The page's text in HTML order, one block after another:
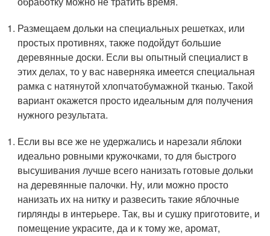
Размещаем дольки на специальных решетках, или
простых противнях, также подойдут большие
деревянные доски. Если вы опытный специалист в
этих делах, то у вас наверняка имеется специальная
рамка с натянутой хлопчатобумажной тканью. Такой
вариант окажется просто идеальным для получения
нужного результата.
Если вы все же не удержались и нарезали яблоки
идеально ровными кружочками, то для быстрого
высушивания лучше всего нанизать готовые дольки
на деревянные палочки. Ну, или можно просто
нанизать их на нитку и развесить такие яблочные
гирлянды в интерьере. Так, вы и сушку приготовите, и
помещение украсите, да и к тому же, аромат,